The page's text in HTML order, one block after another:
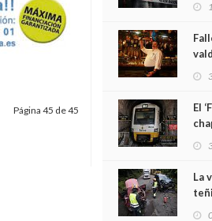
Página 45 de 45
El
La